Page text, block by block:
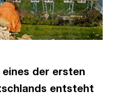
der ersten
entsteht